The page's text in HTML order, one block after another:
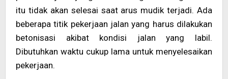
itu tidak akan selesai saat arus mudik terjadi. Ada
beberapa titik pekerjaan jalan yang harus dilakukan
betonisasi akibat kondisi jalan yang labil.
Dibutuhkan waktu cukup lama untuk menyelesaikan
pekerjaan.